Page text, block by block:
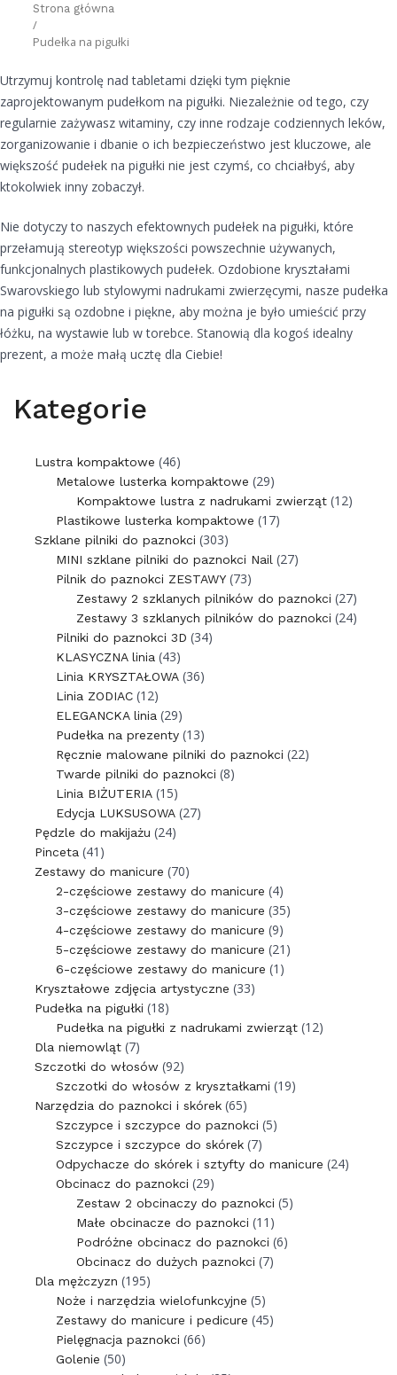
Strona główna
/
Pudełka na pigułki
Utrzymuj kontrolę nad tabletami dzięki tym pięknie
zaprojektowanym pudełkom na pigułki. Niezależnie od tego, czy
regularnie zażywasz witaminy, czy inne rodzaje codziennych leków,
zorganizowanie i dbanie o ich bezpieczeństwo jest kluczowe, ale
większość pudełek na pigułki nie jest czymś, co chciałbyś, aby
ktokolwiek inny zobaczył.
Nie dotyczy to naszych efektownych pudełek na pigułki, które
przełamują stereotyp większości powszechnie używanych,
funkcjonalnych plastikowych pudełek. Ozdobione kryształami
Swarovskiego lub stylowymi nadrukami zwierzęcymi, nasze pudełka
na pigułki są ozdobne i piękne, aby można je było umieścić przy
łóżku, na wystawie lub w torebce. Stanowią dla kogoś idealny
prezent, a może małą ucztę dla Ciebie!
Kategorie
Lustra kompaktowe (46)
Metalowe lusterka kompaktowe (29)
Kompaktowe lustra z nadrukami zwierząt (12)
Plastikowe lusterka kompaktowe (17)
Szklane pilniki do paznokci (303)
MINI szklane pilniki do paznokci Nail (27)
Pilnik do paznokci ZESTAWY (73)
Zestawy 2 szklanych pilników do paznokci (27)
Zestawy 3 szklanych pilników do paznokci (24)
Pilniki do paznokci 3D (34)
KLASYCZNA linia (43)
Linia KRYSZTAŁOWA (36)
Linia ZODIAC (12)
ELEGANCKA linia (29)
Pudełka na prezenty (13)
Ręcznie malowane pilniki do paznokci (22)
Twarde pilniki do paznokci (8)
Linia BIŻUTERIA (15)
Edycja LUKSUSOWA (27)
Pędzle do makijażu (24)
Pinceta (41)
Zestawy do manicure (70)
2-częściowe zestawy do manicure (4)
3-częściowe zestawy do manicure (35)
4-częściowe zestawy do manicure (9)
5-częściowe zestawy do manicure (21)
6-częściowe zestawy do manicure (1)
Kryształowe zdjęcia artystyczne (33)
Pudełka na pigułki (18)
Pudełka na pigułki z nadrukami zwierząt (12)
Dla niemowląt (7)
Szczotki do włosów (92)
Szczotki do włosów z kryształkami (19)
Narzędzia do paznokci i skórek (65)
Szczypce i szczypce do paznokci (5)
Szczypce i szczypce do skórek (7)
Odpychacze do skórek i sztyfty do manicure (24)
Obcinacz do paznokci (29)
Zestaw 2 obcinaczy do paznokci (5)
Małe obcinacze do paznokci (11)
Podróżne obcinacz do paznokci (6)
Obcinacz do dużych paznokci (7)
Dla mężczyzn (195)
Noże i narzędzia wielofunkcyjne (5)
Zestawy do manicure i pedicure (45)
Pielęgnacja paznokci (66)
Golenie (50)